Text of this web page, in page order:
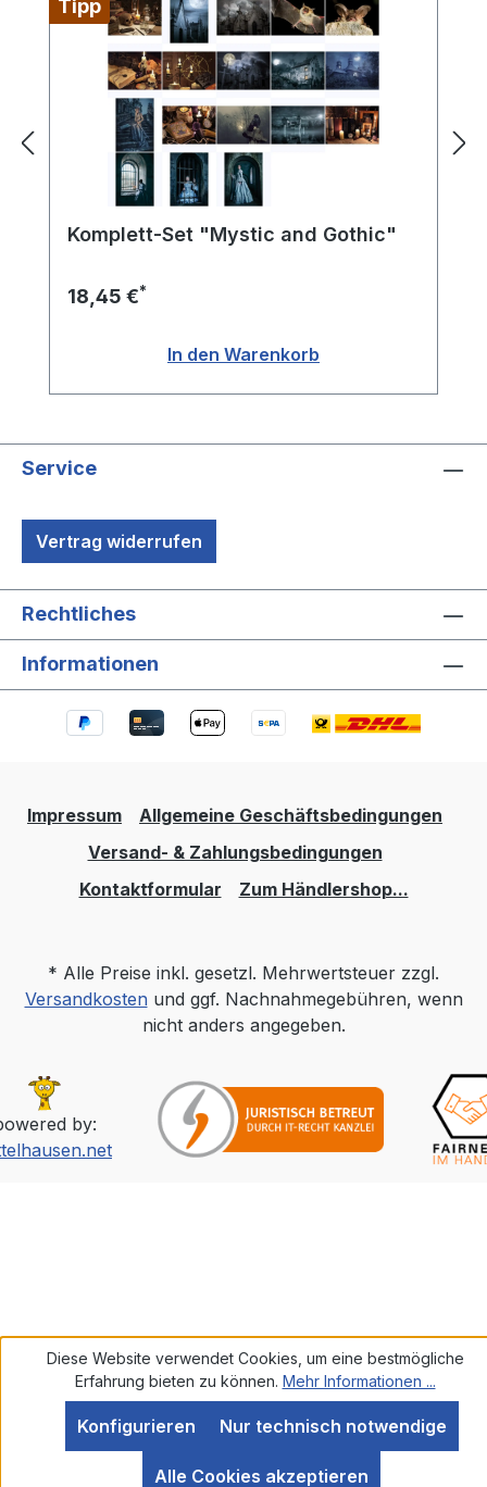
Tipp
Komplett-Set "Mystic and Gothic"
18,45 €*
In den Warenkorb
Service
Vertrag widerrufen
Rechtliches
Informationen
Impressum
Allgemeine Geschäftsbedingungen
Versand- & Zahlungsbedingungen
Kontaktformular
Zum Händlershop...
* Alle Preise inkl. gesetzl. Mehrwertsteuer zzgl.
Versandkostenund ggf. Nachnahmegebühren, wenn
nicht anders angegeben.
by:
Diese Website verwendet Cookies, um eine bestmögliche
Erfahrung bieten zu können. Mehr Informationen ...
Nur technisch notwendige
Konfigurieren
Alle Cookies akzeptieren
Bewertungen bei: ebay.de, amazon.de, shopvote.de ⓘ